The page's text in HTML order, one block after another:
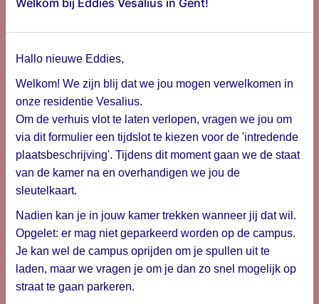
Welkom bij Eddies Vesalius in Gent!
Hallo nieuwe Eddies,
Welkom! We zijn blij dat we jou mogen verwelkomen in
onze residentie Vesalius.
Om de verhuis vlot te laten verlopen, vragen we jou om
via dit formulier een tijdslot te kiezen voor de 'intredende
plaatsbeschrijving'. Tijdens dit moment gaan we de staat
van de kamer na en overhandigen we jou de
sleutelkaart.
Nadien kan je in jouw kamer trekken wanneer jij dat wil.
Opgelet: er mag niet geparkeerd worden op de campus.
Je kan wel de campus oprijden om je spullen uit te
laden, maar we vragen je om je dan zo snel mogelijk op
straat te gaan parkeren.